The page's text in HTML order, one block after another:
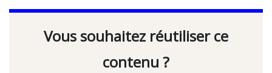
Vous souhaitez réutiliser ce
contenu ?